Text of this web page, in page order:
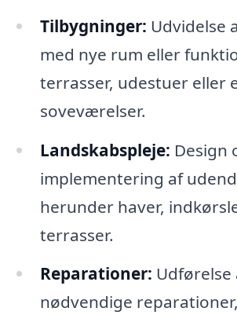
Tilbygninger: Udvidelse
med nye rum eller
terrasser, udestuer eller
soveværelser.
Landskabspleje: Design
implementering af
herunder haver,
terrasser.
Reparationer: Udførelse
nødvendige